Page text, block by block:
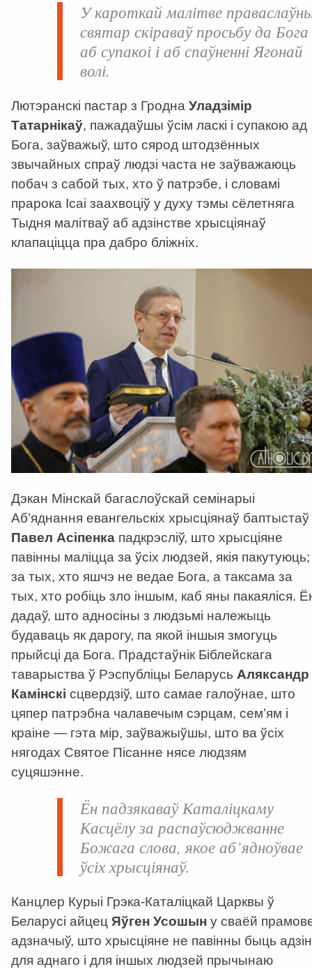
У кароткай малітве
святар скіраваў просьбу да Бога
аб супакоі і аб спаўненні Ягонай
волі.
Лютэранскі пастар з Гродна Уладзімір
Татарнікаў, пажадаўшы ўсім ласкі і супакою ад
Бога, заўважыў, што сярод штодзённых
звычайных спраў людзі часта не заўважаюць
побач з сабой тых, хто ў патрэбе, і словамі
прарока Ісаі заахвоціў у духу тэмы сёлетняга
Тыдня малітваў аб адзінстве хрысціянаў
клапаціцца пра дабро бліжніх.
Дэкан Мінскай багаслоўскай семінарыі
Аб’яднання евангельскіх хрысціянаў баптыстаў
Павел Асіпенка падкрэсліў, што хрысціяне
павінны маліцца за ўсіх людзей, якія пакутуюць;
за тых, хто яшчэ не ведае Бога, а таксама за
тых, хто робіць зло іншым, каб яны пакаяліся.
дадаў, што адносіны з людзьмі належыць
будаваць як дарогу, па якой іншыя змогуць
прыйсці да Бога. Прадстаўнік Біблейскага
таварыства ў Рэспубліцы Беларусь Аляксандр
Камінскі сцвердзіў, што самае галоўнае, што
цяпер патрэбна чалавечым сэрцам, сем’ям і
краіне — гэта мір, заўважыўшы, што ва ўсіх
нягодах Святое Пісанне нясе людзям
суцяшэнне.
Ён падзякаваў Каталіцкаму
Касцёлу за распаўсюджванне
Божага слова, якое аб’ядноўвае
ўсіх хрысціянаў.
Канцлер Курыі Грэка-Каталіцкай Царквы ў
Беларусі айцец Яўген Усошын у сваёй
адзначыў, што хрысціяне не павінны быць адзін
для аднаго і для іншых людзей прычынаю